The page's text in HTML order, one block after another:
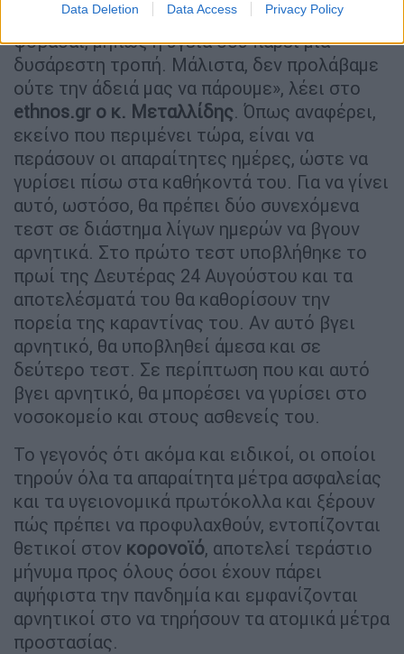
Data Deletion Data Access Privacy Policy
σου ανθρώπους. Είναι ανθρώπινο να
φοβάσαι, μήπως η υγεία σου πάρει μία
δυσάρεστη τροπή. Μάλιστα, δεν προλάβαμε
ούτε την άδειά μας να πάρουμε», λέει στο
ethnos.gr ο κ. Μεταλλίδης. Όπως αναφέρει,
εκείνο που περιμένει τώρα, είναι να
περάσουν οι απαραίτητες ημέρες, ώστε να
γυρίσει πίσω στα καθήκοντά του. Για να γίνει
αυτό, ωστόσο, θα πρέπει δύο συνεχόμενα
τεστ σε διάστημα λίγων ημερών να βγουν
αρνητικά. Στο πρώτο τεστ υποβλήθηκε το
πρωί της Δευτέρας 24 Αυγούστου και τα
αποτελέσματά του θα καθορίσουν την
πορεία της καραντίνας του. Αν αυτό βγει
αρνητικό, θα υποβληθεί άμεσα και σε
δεύτερο τεστ. Σε περίπτωση που και αυτό
βγει αρνητικό, θα μπορέσει να γυρίσει στο
νοσοκομείο και στους ασθενείς του.
Το γεγονός ότι ακόμα και ειδικοί, οι οποίοι
τηρούν όλα τα απαραίτητα μέτρα ασφαλείας
και τα υγειονομικά πρωτόκολλα και ξέρουν
πώς πρέπει να προφυλαχθούν, εντοπίζονται
θετικοί στον κορονοϊό, αποτελεί τεράστιο
μήνυμα προς όλους όσοι έχουν πάρει
αψήφιστα την πανδημία και εμφανίζονται
αρνητικοί στο να τηρήσουν τα ατομικά μέτρα
προστασίας.